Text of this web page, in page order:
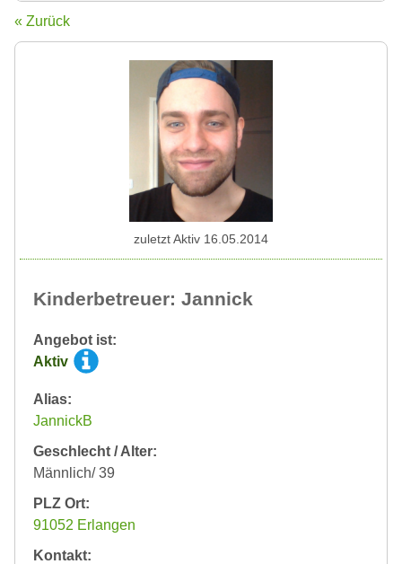
« Zurück
Kinderbetreuer: Jannick
Angebot ist:
Aktiv
Alias:
JannickB
Geschlecht / Alter:
Männlich/ 39
PLZ Ort:
91052 Erlangen
Kontakt:
zuletzt Aktiv 16.05.2014